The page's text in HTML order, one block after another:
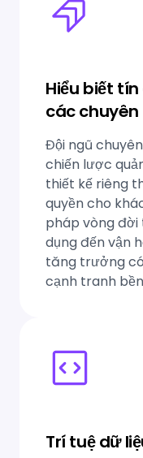
Hiểu biết
các
Đội ngũ
chiến lược
thiết kế riêng
quyền cho
pháp vòng
dụng đến vận
tăng trưởng
cạnh tranh
Trí tuệ dữ